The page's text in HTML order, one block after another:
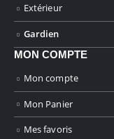
Extérieur
Gardien
MON COMPTE
Mon compte
Mon Panier
Mes favoris